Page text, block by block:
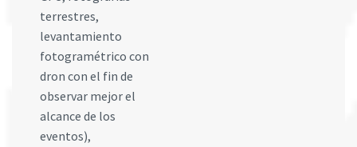
terrestres,
levantamiento
fotogramétrico con
dron con el fin de
observar mejor el
alcance de los
eventos),